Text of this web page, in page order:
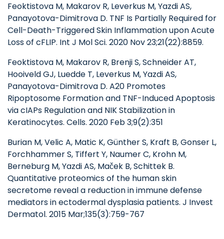
Feoktistova M, Makarov R, Leverkus M, Yazdi AS,
Panayotova-Dimitrova D. TNF Is Partially Required for
Cell-Death-Triggered Skin Inflammation upon Acute
Loss of cFLIP. Int J Mol Sci. 2020 Nov 23;21(22):8859.
Feoktistova M, Makarov R, Brenji S, Schneider AT,
Hooiveld GJ, Luedde T, Leverkus M, Yazdi AS,
Panayotova-Dimitrova D. A20 Promotes
Ripoptosome Formation and TNF-Induced Apoptosis
via cIAPs Regulation and NIK Stabilization in
Keratinocytes. Cells. 2020 Feb 3;9(2):351
Burian M, Velic A, Matic K, Günther S, Kraft B, Gonser L,
Forchhammer S, Tiffert Y, Naumer C, Krohn M,
Berneburg M, Yazdi AS, Maček B, Schittek B.
Quantitative proteomics of the human skin
secretome reveal a reduction in immune defense
mediators in ectodermal dysplasia patients. J Invest
Dermatol. 2015 Mar;135(3):759-767